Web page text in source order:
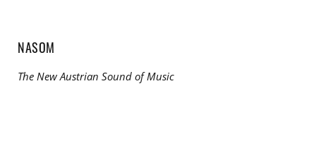
NASOM
The New Austrian Sound of Music